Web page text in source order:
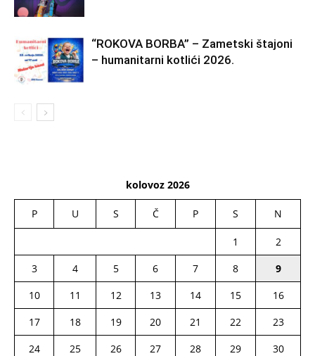
“ROKOVA BORBA” – Zametski štajoni
– humanitarni kotlići 2026.
kolovoz 2026
P U S Č P S N
1
2
3
4 5 6 7 8
9
10
11 12 13 14 15
16
17
18 19 20 21 22
23
24
25 26 27 28 29
30